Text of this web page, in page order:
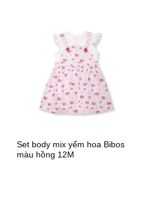
Set body mix yếm hoa Bibos
màu hồng 12M